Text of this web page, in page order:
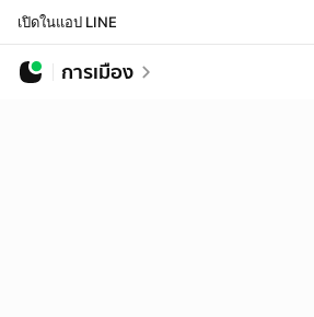
เปิดในแอป LINE
การเมือง